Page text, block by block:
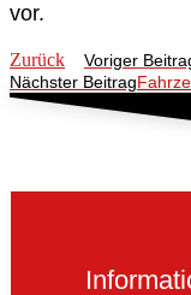
vor.
Zurück Voriger
Nächster Beitrag